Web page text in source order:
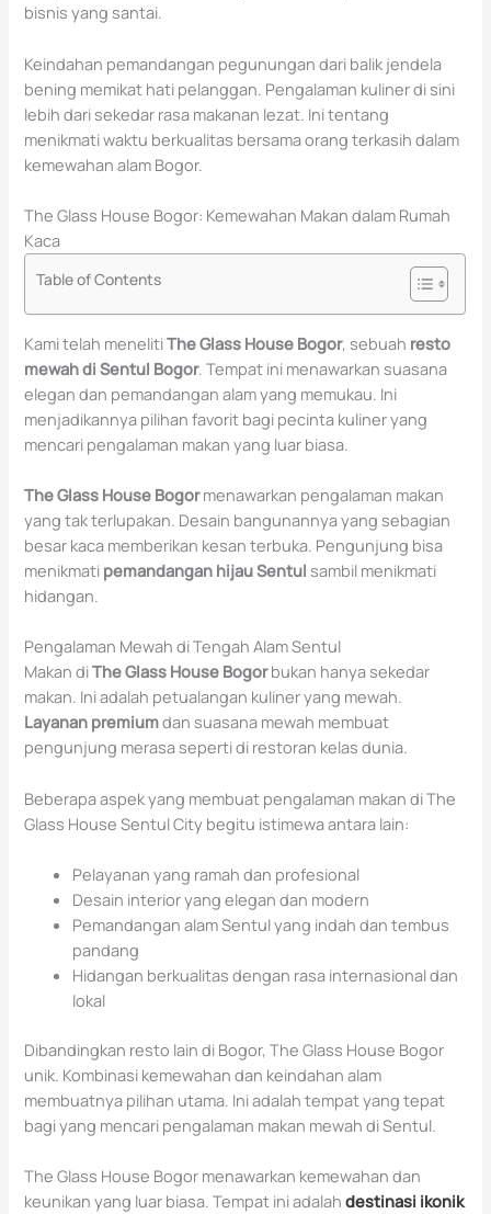
bisnis yang santai.
Keindahan pemandangan pegunungan dari balik jendela
bening memikat hati pelanggan. Pengalaman kuliner di sini
lebih dari sekedar rasa makanan lezat. Ini tentang
menikmati waktu berkualitas bersama orang terkasih dalam
kemewahan alam Bogor.
The Glass House Bogor: Kemewahan Makan dalam Rumah
Kaca
Table of Contents
Kami telah menelitiThe Glass House Bogor, sebuah resto
mewah di Sentul Bogor. Tempat ini menawarkan suasana
elegan dan pemandangan alam yang memukau. Ini
menjadikannya pilihan favorit bagi pecinta kuliner yang
mencari pengalaman makan yang luar biasa.
The Glass House Bogormenawarkan pengalaman makan
yang tak terlupakan. Desain bangunannya yang sebagian
besar kaca memberikan kesan terbuka. Pengunjung bisa
menikmati pemandangan hijau Sentul sambil menikmati
hidangan.
Pengalaman Mewah di Tengah Alam Sentul
Makan diThe Glass House Bogorbukan hanya sekedar
makan. Ini adalah petualangan kuliner yang mewah.
Layanan premiumdan suasana mewah membuat
pengunjung merasa seperti di restoran kelas dunia.
Beberapa aspek yang membuat pengalaman makan di The
Glass House Sentul City begitu istimewa antara lain:
Pelayanan yang ramah dan profesional
Desain interior yang elegan dan modern
Pemandangan alam Sentul yang indah dan tembus
pandang
Hidangan berkualitas dengan rasa internasional dan
lokal
Dibandingkan resto lain di Bogor, The Glass House Bogor
unik. Kombinasi kemewahan dan keindahan alam
membuatnya pilihan utama. Ini adalah tempat yang tepat
bagi yang mencari pengalaman makan mewah di Sentul.
The Glass House Bogor menawarkan kemewahan dan
keunikan yang luar biasa. Tempat ini adalahdestinasi ikonik